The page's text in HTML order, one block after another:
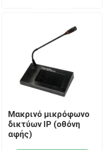
Μακρινό μικρόφωνο
δικτύων IP (οθόνη
αφής)